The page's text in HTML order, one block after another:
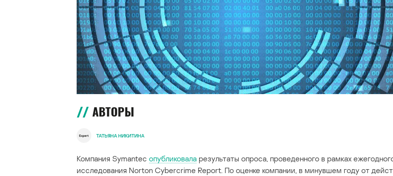
АВТОРЫ
ТАТЬЯНА НИКИТИНА
Компания Symantec опубликовала результаты опроса, проведенного в рамках
исследования Norton Cybercrime Report. По оценке компании, в минувшем году от